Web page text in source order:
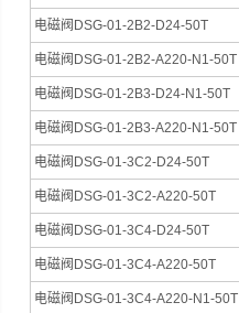
电磁阀DSG-01-2B2-D24-50T
电磁阀DSG-01-2B2-A220-N1-50T
电磁阀DSG-01-2B3-D24-N1-50T
电磁阀DSG-01-2B3-A220-N1-50T
电磁阀DSG-01-3C2-D24-50T
电磁阀DSG-01-3C2-A220-50T
电磁阀DSG-01-3C4-D24-50T
电磁阀DSG-01-3C4-A220-50T
电磁阀DSG-01-3C4-A220-N1-50T